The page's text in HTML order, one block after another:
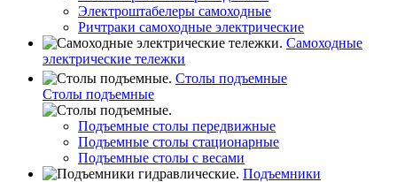
Электроштабелеры самоходные
Ричтраки самоходные электрические
Самоходные
электрические тележки
Столы подъемные
Столы подъемные
Подъемные столы передвижные
Подъемные столы стационарные
Подъемные столы с весами
Подъемники